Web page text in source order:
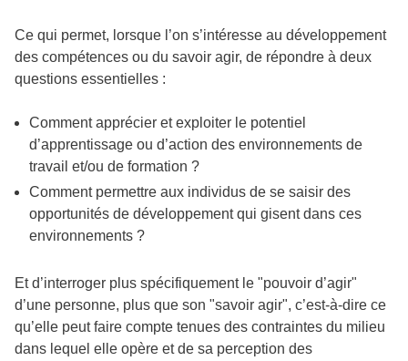
Ce qui permet, lorsque l’on s’intéresse au développement
des compétences ou du savoir agir, de répondre à deux
questions essentielles :
Comment apprécier et exploiter le potentiel
d’apprentissage ou d’action des environnements de
travail et/ou de formation ?
Comment permettre aux individus de se saisir des
opportunités de développement qui gisent dans ces
environnements ?
Et d’interroger plus spécifiquement le "pouvoir d’agir"
d’une personne, plus que son "savoir agir", c’est-à-dire ce
qu’elle peut faire compte tenues des contraintes du milieu
dans lequel elle opère et de sa perception des